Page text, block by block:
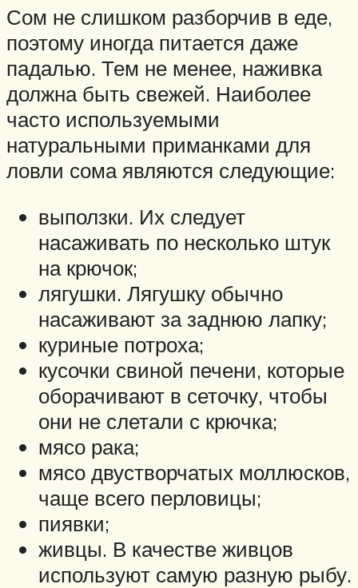
Сом не слишком разборчив в еде,
поэтому иногда питается даже
падалью. Тем не менее, наживка
должна быть свежей. Наиболее
часто используемыми
натуральными приманками для
ловли сома являются следующие:
выползки. Их следует
насаживать по несколько штук
на крючок;
лягушки. Лягушку обычно
насаживают за заднюю лапку;
куриные потроха;
кусочки свиной печени, которые
оборачивают в сеточку, чтобы
они не слетали с крючка;
мясо рака;
мясо двустворчатых моллюсков,
чаще всего перловицы;
пиявки;
живцы. В качестве живцов
используют самую разную рыбу.